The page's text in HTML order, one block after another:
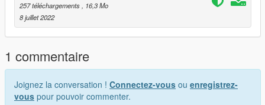
257 téléchargements, 16,3 Mo
8 juillet 2022
1 commentaire
Joignez la conversation ! Connectez-vous ou enregistrez-
vous pour pouvoir commenter.